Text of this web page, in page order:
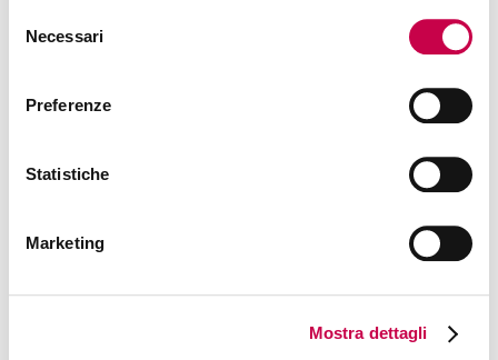
delNecessari
Preferenze
Statistiche
Marketing
Mostra dettagli